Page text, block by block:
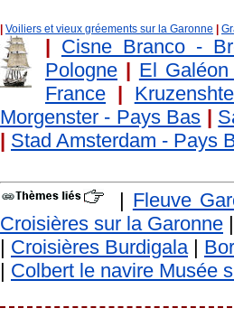
| Voiliers et vieux gréements sur la Garonne |
| Cisne Branco -
Pologne | El
France |
Morgenster - Pays Bas |
| Stad Amsterdam - Pays
| Fleuve
Croisières sur la Garonne |
| Croisières Burdigala |
| Colbert le navire Musée